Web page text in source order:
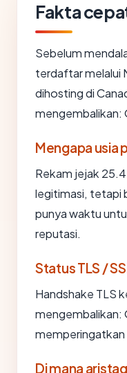
Fakta
Sebelum
terdaftar melalui
dihosting di
mengembalikan:
Mengapa usia
Rekam jejak
legitimasi, tetapi
punya waktu
reputasi.
Status TLS /
Handshake TLS
mengembalikan:
memperingatkan
Di mana